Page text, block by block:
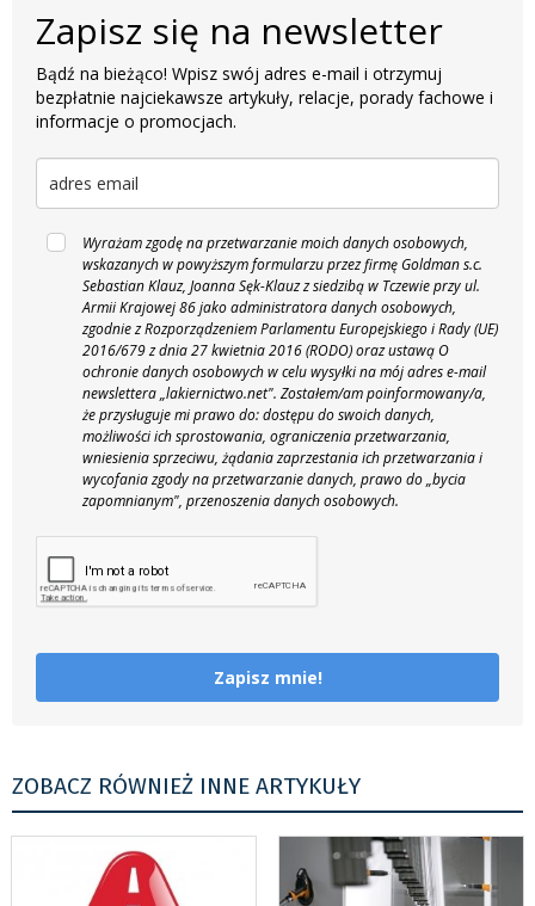
Zapisz się na newsletter
Bądź na bieżąco! Wpisz swój adres e-mail i otrzymuj
bezpłatnie najciekawsze artykuły, relacje, porady fachowe i
informacje o promocjach.
Wyrażam zgodę na przetwarzanie moich danych osobowych,
wskazanych w powyższym formularzu przez firmę Goldman s.c.
Sebastian Klauz, Joanna Sęk-Klauz z siedzibą w Tczewie przy ul.
Armii Krajowej 86 jako administratora danych osobowych,
zgodnie z Rozporządzeniem Parlamentu Europejskiego i Rady (UE)
2016/679 z dnia 27 kwietnia 2016 (RODO) oraz ustawą O
ochronie danych osobowych w celu wysyłki na mój adres e-mail
newslettera „lakiernictwo.net". Zostałem/am poinformowany/a,
że przysługuje mi prawo do: dostępu do swoich danych,
możliwości ich sprostowania, ograniczenia przetwarzania,
wniesienia sprzeciwu, żądania zaprzestania ich przetwarzania i
wycofania zgody na przetwarzanie danych, prawo do „bycia
zapomnianym", przenoszenia danych osobowych.
Zapisz mnie!
ZOBACZ RÓWNIEŻ INNE ARTYKUŁY